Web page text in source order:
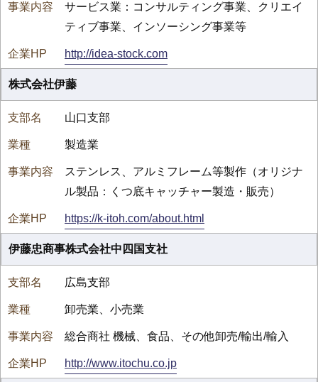
サービス業：コンサルティング事業、クリエイ
ティブ事業、インソーシング事業等
http://idea-stock.com
株式会社伊藤
山口支部
製造業
ステンレス、アルミフレーム等製作（オリジナ
ル製品：くつ底キャッチャー製造・販売）
https://k-itoh.com/about.html
伊藤忠商事株式会社中四国支社
広島支部
卸売業、小売業
総合商社 機械、食品、その他卸売/輸出/輸入
http://www.itochu.co.jp